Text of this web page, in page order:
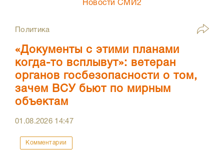
Новости СМИ2
Политика
«Документы с этими планами
когда-то всплывут»: ветеран
органов госбезопасности о том,
зачем ВСУ бьют по мирным
объектам
01.08.2026 14:47
Комментарии